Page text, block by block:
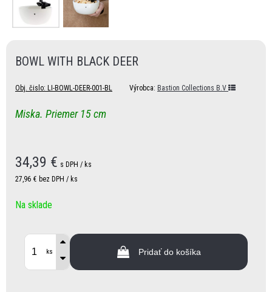
BOWL WITH BLACK DEER
Obj. čislo: LI-BOWL-DEER-001-BL Výrobca: Bastion Collections B.V
Miska. Priemer 15 cm
34,39 € s DPH / ks
27,96 € bez DPH / ks
Na sklade
ks Pridať do košíka